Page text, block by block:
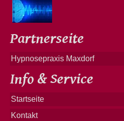
Partnerseite
Hypnosepraxis Maxdorf
Info & Service
Startseite
Kontakt